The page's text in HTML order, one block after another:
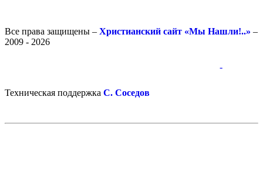
Все права защищены – Христианский сайт «Мы Нашли!..» –
2009 - 2026
-
Техническая поддержка С. Соседов